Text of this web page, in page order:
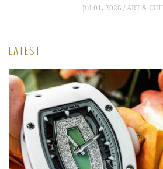
Jul 01, 2026 / ART &
LATEST